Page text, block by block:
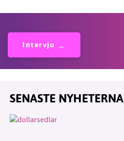
Intervju
SENASTE NYHETERNA